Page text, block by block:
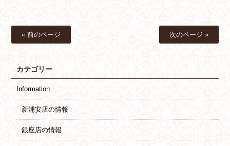
« 前のページ 次のページ »
カテゴリー
Information
新浦安店の情報
銀座店の情報